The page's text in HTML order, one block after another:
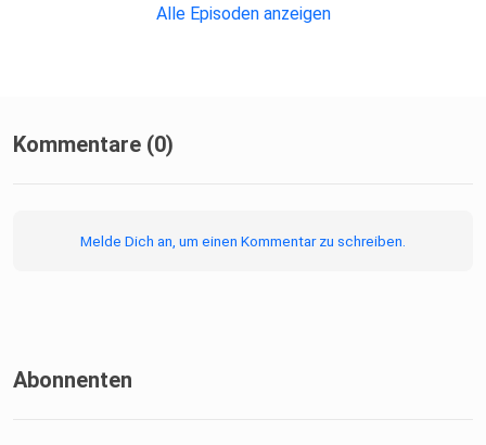
Alle Episoden anzeigen
Kommentare (0)
Melde Dich an, um einen Kommentar zu schreiben.
Abonnenten